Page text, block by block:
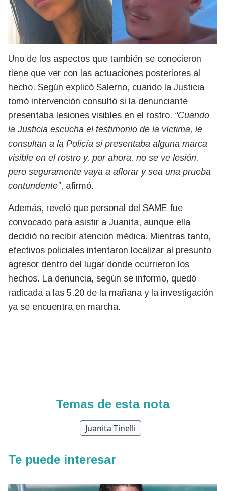
Uno de los aspectos que también se conocieron
tiene que ver con las actuaciones posteriores al
hecho. Según explicó Salerno, cuando la Justicia
tomó intervención consultó si la denunciante
presentaba lesiones visibles en el rostro. “Cuando
la Justicia escucha el testimonio de la víctima, le
consultan a la Policía si presentaba alguna marca
visible en el rostro y, por ahora, no se ve lesión,
pero seguramente vaya a aflorar y sea una prueba
contundente”, afirmó.
Además, reveló que personal del SAME fue
convocado para asistir a Juanita, aunque ella
decidió no recibir atención médica. Mientras tanto,
efectivos policiales intentaron localizar al presunto
agresor dentro del lugar donde ocurrieron los
hechos. La denuncia, según se informó, quedó
radicada a las 5.20 de la mañana y la investigación
ya se encuentra en marcha.
Temas de esta nota
Juanita Tinelli
Te puede interesar